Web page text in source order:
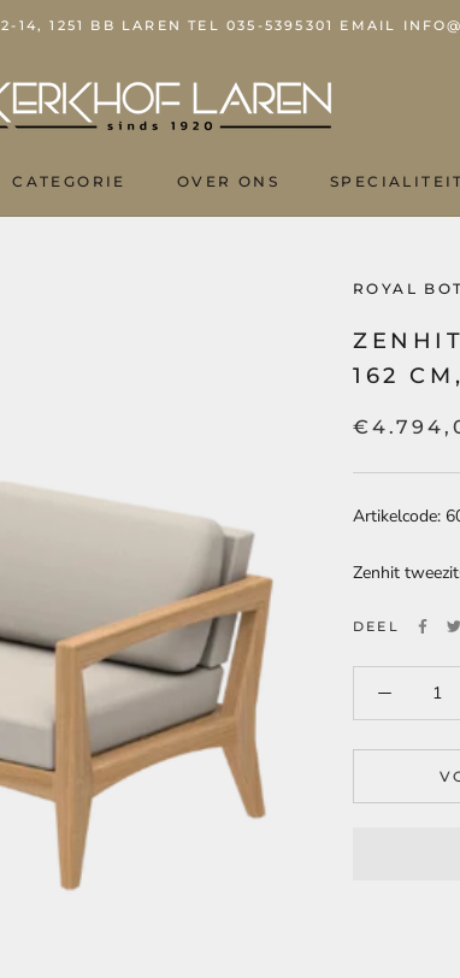
14, 1251 BB LAREN TEL 035-5395301 EMAIL
CATEGORIE
OVER ONS
ROYAL
162
Artikelcode:
Zenhit
DEEL